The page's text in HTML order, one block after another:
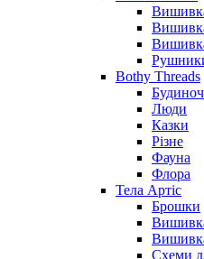
Bothy Threads
Люди
Казки
Різне
Фауна
Флора
Тела Артіс
Брошки
Схеми